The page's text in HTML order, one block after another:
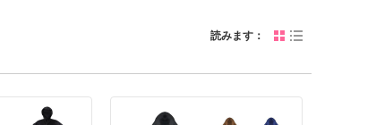
読みます：